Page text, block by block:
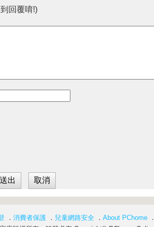
回覆唷!)
． 消費者保護 ． 兒童網路安全 ． About PChome ．